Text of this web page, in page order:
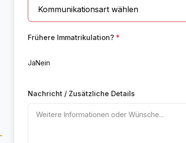
Frühere Immatrikulation? *
JaNein
Nachricht / Zusätzliche Details